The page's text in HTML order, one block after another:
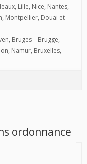
Lille, Nice, Nantes,
Montpellier, Douai et
Bruges – Brugge,
Namur, Bruxelles,
ordonnance